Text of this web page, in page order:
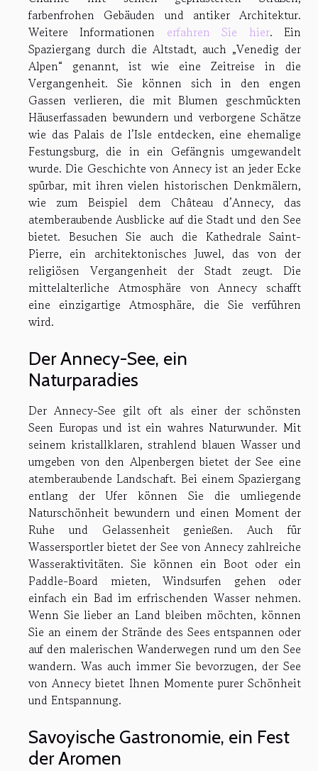
farbenfrohen Gebäuden und antiker Architektur.
Weitere Informationen erfahren Sie hier. Ein
Spaziergang durch die Altstadt, auch „Venedig der
Alpen“ genannt, ist wie eine Zeitreise in die
Vergangenheit. Sie können sich in den engen
Gassen verlieren, die mit Blumen geschmückten
Häuserfassaden bewundern und verborgene Schätze
wie das Palais de l’Isle entdecken, eine ehemalige
Festungsburg, die in ein Gefängnis umgewandelt
wurde. Die Geschichte von Annecy ist an jeder Ecke
spürbar, mit ihren vielen historischen Denkmälern,
wie zum Beispiel dem Château d’Annecy, das
atemberaubende Ausblicke auf die Stadt und den See
bietet. Besuchen Sie auch die Kathedrale Saint-
Pierre, ein architektonisches Juwel, das von der
religiösen Vergangenheit der Stadt zeugt. Die
mittelalterliche Atmosphäre von Annecy schafft
eine einzigartige Atmosphäre, die Sie verführen
wird.
Der Annecy-See, ein
Naturparadies
Der Annecy-See gilt oft als einer der schönsten
Seen Europas und ist ein wahres Naturwunder. Mit
seinem kristallklaren, strahlend blauen Wasser und
umgeben von den Alpenbergen bietet der See eine
atemberaubende Landschaft. Bei einem Spaziergang
entlang der Ufer können Sie die umliegende
Naturschönheit bewundern und einen Moment der
Ruhe und Gelassenheit genießen. Auch für
Wassersportler bietet der See von Annecy zahlreiche
Wasseraktivitäten. Sie können ein Boot oder ein
Paddle-Board mieten, Windsurfen gehen oder
einfach ein Bad im erfrischenden Wasser nehmen.
Wenn Sie lieber an Land bleiben möchten, können
Sie an einem der Strände des Sees entspannen oder
auf den malerischen Wanderwegen rund um den See
wandern. Was auch immer Sie bevorzugen, der See
von Annecy bietet Ihnen Momente purer Schönheit
und Entspannung.
Savoyische Gastronomie, ein Fest
der Aromen